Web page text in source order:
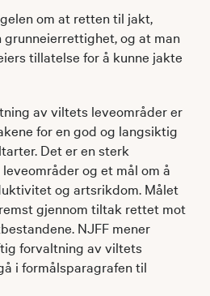
om at retten til jakt,
og at man
tillatelse for å kunne jakte
av viltets leveområder er
for en god og langsiktig
Det er en sterk
og et mål om å
og artsrikdom. Målet
gjennom tiltak rettet mot
NJFF mener
forvaltning av viltets
i formålsparagrafen til